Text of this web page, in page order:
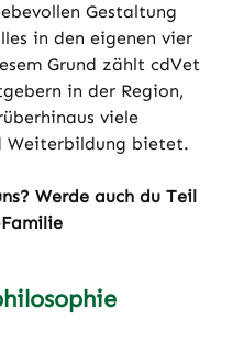
Gestaltung
in den eigenen vier
Grund zählt cdVet
in der Region,
viele
Weiterbildung bietet.
Werde auch du Teil